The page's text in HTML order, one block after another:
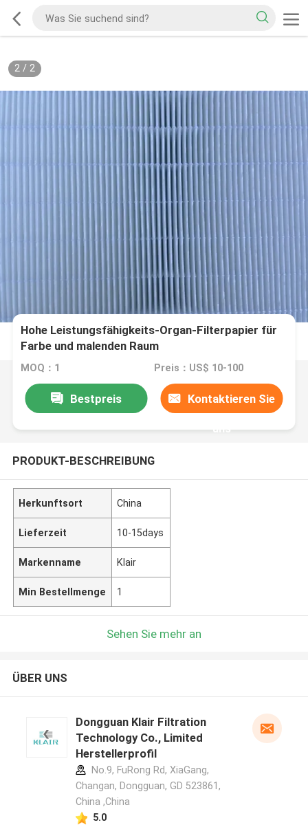
2/ 2
Hohe Leistungsfähigkeits-Organ-Filterpapier für
Farbe und malenden Raum
MOQ：1 Preis：US$ 10-100
Bestpreis Kontaktieren Sie
uns
PRODUKT-BESCHREIBUNG
Herkunftsort China
Lieferzeit 10-15days
Markenname Klair
Min Bestellmenge 1
Sehen Sie mehr an
ÜBER UNS
Dongguan Klair Filtration
Technology Co., Limited
Herstellerprofil
No.9, FuRong Rd, XiaGang,
Changan, Dongguan, GD 523861,
China ,China
5.0